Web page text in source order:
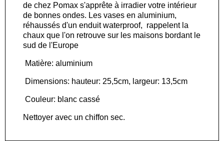
de chez Pomax s'apprête à irradier votre intérieur
de bonnes ondes. Les vases en aluminium,
réhaussés d'un enduit waterproof, rappelent la
chaux que l'on retrouve sur les maisons bordant le
sud de l'Europe
Matière: aluminium
Dimensions: hauteur: 25,5cm, largeur: 13,5cm
Couleur: blanc cassé
Nettoyer avec un chiffon sec.